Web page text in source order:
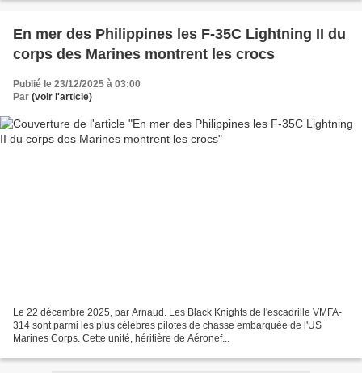
En mer des Philippines les F-35C Lightning II du
corps des Marines montrent les crocs
Publié le 23/12/2025 à 03:00
Par (voir l'article)
Le 22 décembre 2025, par Arnaud. Les Black Knights de l'escadrille VMFA-
314 sont parmi les plus célèbres pilotes de chasse embarquée de l'US
Marines Corps. Cette unité, héritière de Aéronef...